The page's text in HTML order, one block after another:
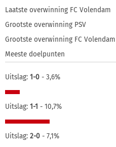
Laatste overwinning FC Volendam
Grootste overwinning PSV
Grootste overwinning FC Volendam
Meeste doelpunten
Uitslag: 1-0 - 3,6%
Uitslag: 1-1 - 10,7%
Uitslag: 2-0 - 7,1%